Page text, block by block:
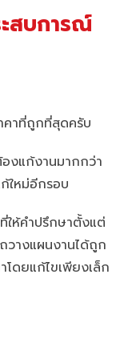
สบการณ์
คาที่ถูกที่สุดครับ
งแก้งานมากกว่า
ใหม่อีกรอบ
ให้คำปรึกษาตั้งแต่
วางแผนงานได้ถูก
ดยแก้ไขเพียงเล็ก